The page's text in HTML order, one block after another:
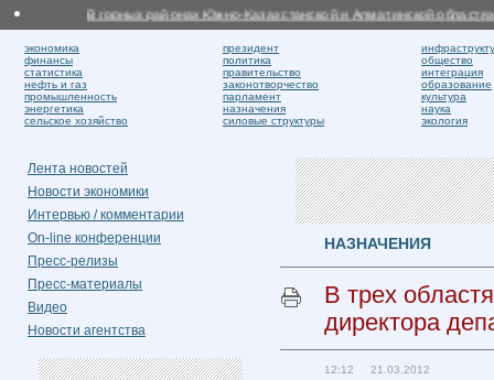
В горных районах Южно-Казахстанской и Алматинской областях
экономика
финансы
статистика
нефть и газ
промышленность
энергетика
сельское хозяйство
президент
политика
правительство
законотворчество
парламент
назначения
силовые структуры
общество
интеграция
образование
культура
наука
экология
Лента новостей
Новости экономики
Интервью / комментарии
On-line конференции
Пресс-релизы
Пресс-материалы
Видео
Новости агентства
НАЗНАЧЕНИЯ
В трех
директора
12:12 21.03.2012